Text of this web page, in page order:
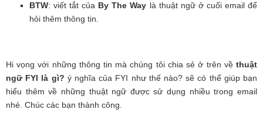
BTW: viết tắt của By The Way là thuật ngữ ở cuối email để
hỏi thêm thông tin.
Hi vọng với những thông tin mà chúng tôi chia sẻ ở trên về thuật
ngữ FYI là gì? ý nghĩa của FYI như thế nào? sẽ có thể giúp bạn
hiểu thêm về những thuật ngữ được sử dụng nhiều trong email
nhé. Chúc các bạn thành công.